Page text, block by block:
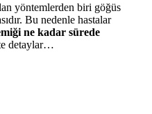
yöntemlerden biri göğüs
Bu nedenle hastalar
ne kadar sürede
detaylar…